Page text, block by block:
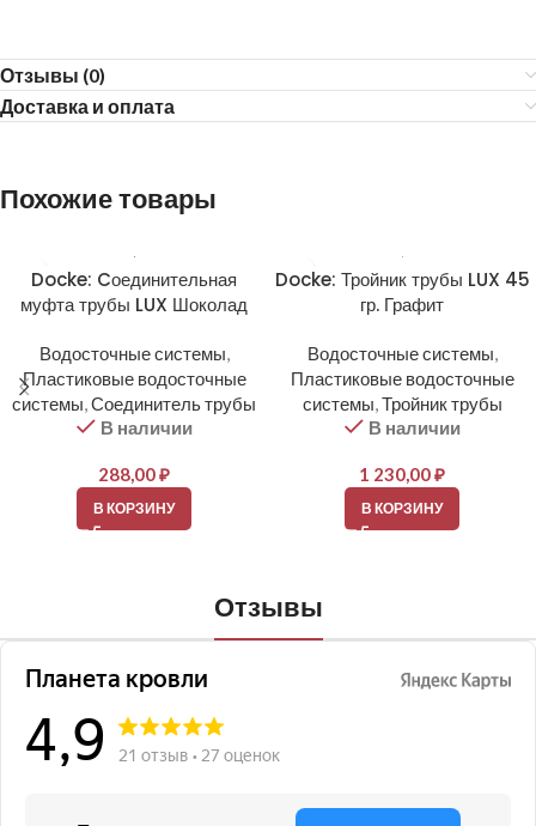
Отзывы (0)
Доставка и оплата
Похожие товары
Docke: Cоединительная
муфта трубы LUX Шоколад
Водосточные системы,
Пластиковые водосточные
системы,Соединитель трубы
В наличии
288,00₽
В КОРЗИНУ
Docke: Тройник трубы LUX 45
гр. Графит
Водосточные системы,
Пластиковые водосточные
системы,Тройник трубы
В наличии
1 230,00₽
В КОРЗИНУ
Отзывы